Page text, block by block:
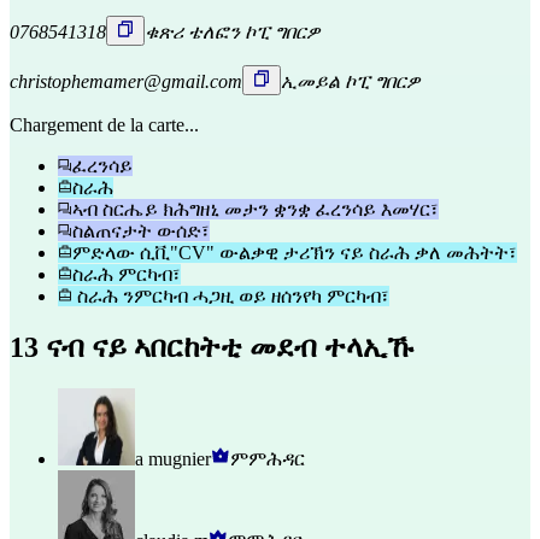
0768541318 ቁጽሪ ቴለፎን ኮፒ ግበርዎ
christophemamer@gmail.com ኢመይል ኮፒ ግበርዎ
Chargement de la carte...
ፈረንሳይ
ስራሕ
ኣብ ስርሔይ ክሕግዘኒ መታን ቋንቋ ፈረንሳይ እመሃር፣
ስልጠናታት ውሰድ፣
ምድላው ሲቪ"CV" ውልቃዊ ታሪኽን ናይ ስራሕ ቃለ መሕትት፣
ስራሕ ምርካብ፣
ስራሕ ንምርካብ ሓጋዚ ወይ ዘሰንየካ ምርካብ፣
13 ናብ ናይ ኣበርከትቲ መደብ ተላኢኹ
a mugnier ምምሕዳር